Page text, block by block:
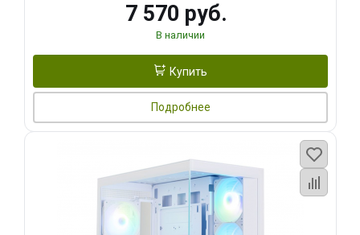
7 570 руб.
В наличии
Купить
Подробнее